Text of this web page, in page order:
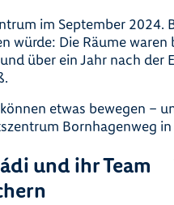
im September 2024.
würde: Die Räume
über ein Jahr nach der
etwas bewegen –
Bornhagenweg
und ihr Team